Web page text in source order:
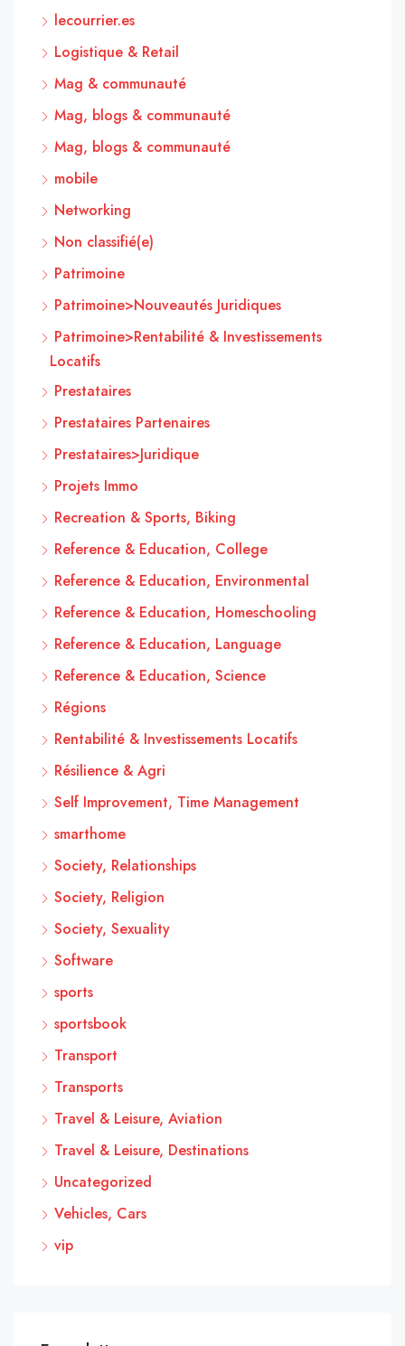
lecourrier.es
Logistique & Retail
Mag & communauté
Mag, blogs & communauté
Mag, blogs & communauté
mobile
Networking
Non classifié(e)
Patrimoine
Patrimoine>Nouveautés Juridiques
Patrimoine>Rentabilité & Investissements
Locatifs
Prestataires
Prestataires Partenaires
Prestataires>Juridique
Projets Immo
Recreation & Sports, Biking
Reference & Education, College
Reference & Education, Environmental
Reference & Education, Homeschooling
Reference & Education, Language
Reference & Education, Science
Régions
Rentabilité & Investissements Locatifs
Résilience & Agri
Self Improvement, Time Management
smarthome
Society, Relationships
Society, Religion
Society, Sexuality
Software
sports
sportsbook
Transport
Transports
Travel & Leisure, Aviation
Travel & Leisure, Destinations
Uncategorized
Vehicles, Cars
vip